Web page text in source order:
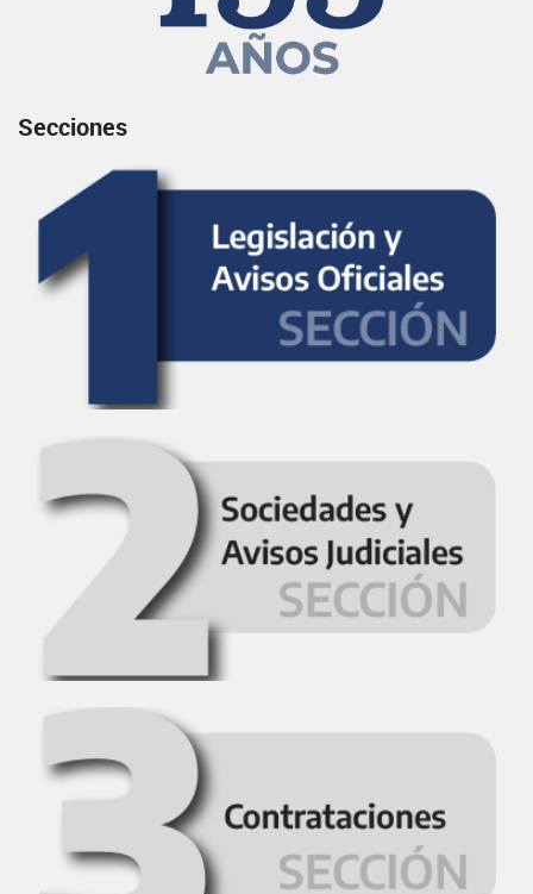
Secciones